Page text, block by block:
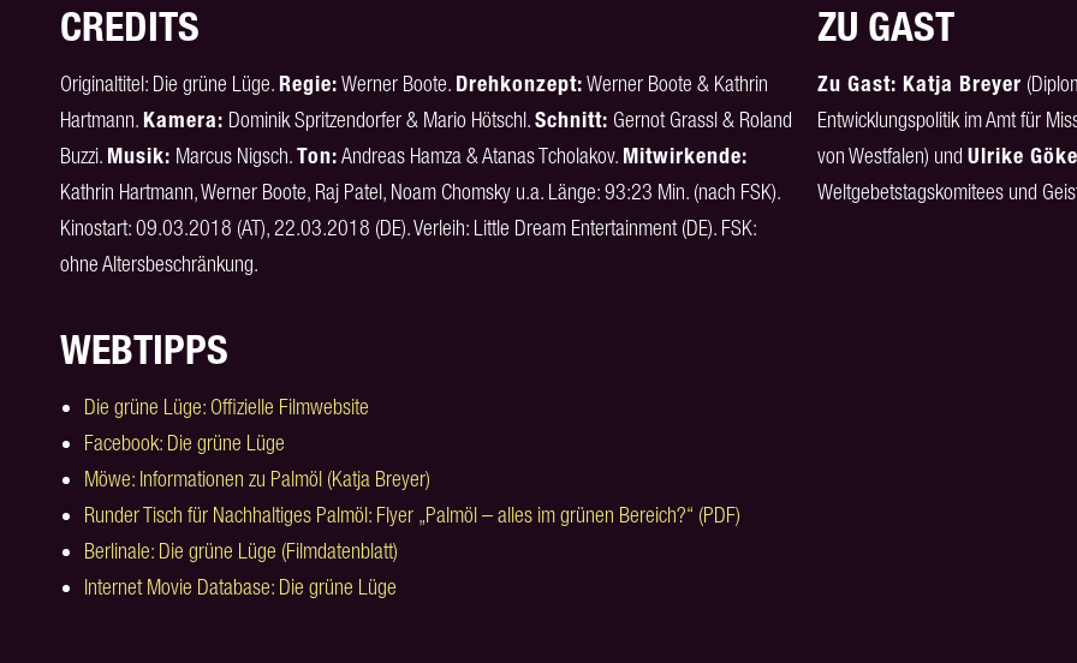
CREDITS
Originaltitel: Die grüne Lüge.Regie:Werner Boote. Drehkonzept:Werner Boote & Kathrin
Hartmann.Kamera: Dominik Spritzendorfer & Mario Hötschl.Schnitt: Gernot Grassl & Roland
Buzzi. Musik: Marcus Nigsch.Ton:Andreas Hamza & Atanas Tcholakov. Mitwirkende:
Kathrin Hartmann, Werner Boote, Raj Patel, Noam Chomsky u.a. Länge: 93:23 Min. (nach FSK).
Kinostart: 09.03.2018 (AT), 22.03.2018 (DE). Verleih: Little Dream Entertainment (DE). FSK:
ohne Altersbeschränkung.
ZU GAST
Zu Gast: Katja Breyer
Entwicklungspolitik im Amt für
von Westfalen) und Ulrike
Weltgebetstagskomitees und
WEBTIPPS
Die grüne Lüge: Offizielle Filmwebsite
Facebook: Die grüne Lüge
Möwe: Informationen zu Palmöl (Katja Breyer)
Runder Tisch für Nachhaltiges Palmöl: Flyer „Palmöl – alles im grünen Bereich?“ (PDF)
Berlinale: Die grüne Lüge (Filmdatenblatt)
Internet Movie Database: Die grüne Lüge